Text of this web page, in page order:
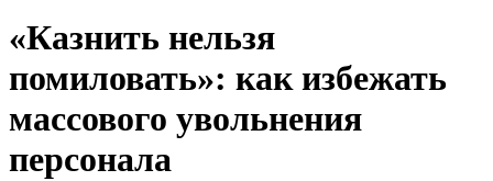
«Казнить нельзя
помиловать»: как избежать
массового увольнения
персонала